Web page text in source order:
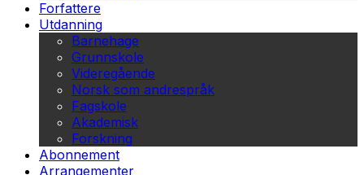
Forfattere
Utdanning
Barnehage
Grunnskole
Videregående
Norsk som andrespråk
Fagskole
Akademisk
Forskning
Abonnement
Arrangementer